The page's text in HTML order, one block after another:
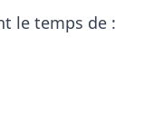
le temps de :